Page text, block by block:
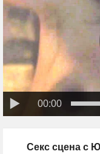
00:00
Секс сцена с